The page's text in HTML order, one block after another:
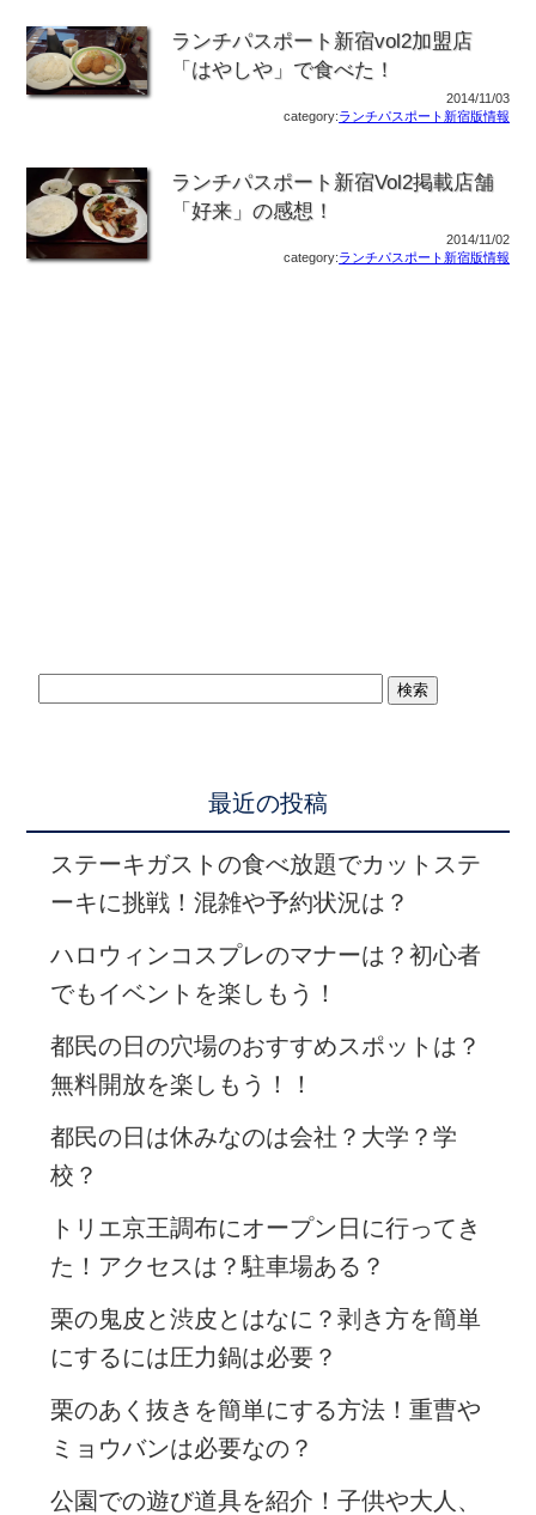
ランチパスポート新宿vol2加盟店
「はやしや」で食べた！
2014/11/03
category:ランチパスポート新宿版情報
ランチパスポート新宿Vol2掲載店舗
「好来」の感想！
2014/11/02
category:ランチパスポート新宿版情報
最近の投稿
ステーキガストの食べ放題でカットステ
ーキに挑戦！混雑や予約状況は？
ハロウィンコスプレのマナーは？初心者
でもイベントを楽しもう！
都民の日の穴場のおすすめスポットは？
無料開放を楽しもう！！
都民の日は休みなのは会社？大学？学
校？
トリエ京王調布にオープン日に行ってき
た！アクセスは？駐車場ある？
栗の鬼皮と渋皮とはなに？剥き方を簡単
にするには圧力鍋は必要？
栗のあく抜きを簡単にする方法！重曹や
ミョウバンは必要なの？
公園での遊び道具を紹介！子供や大人、